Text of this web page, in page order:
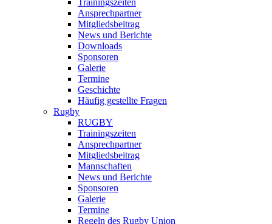
Trainingszeiten
Ansprechpartner
Mitgliedsbeitrag
News und Berichte
Downloads
Sponsoren
Galerie
Termine
Geschichte
Häufig gestellte Fragen
Rugby
RUGBY
Trainingszeiten
Ansprechpartner
Mitgliedsbeitrag
Mannschaften
News und Berichte
Sponsoren
Galerie
Termine
Regeln des Rugby Union